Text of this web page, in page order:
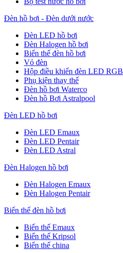
Đèn hồ bơi - Đèn dưới nước
Đèn LED hồ bơi
Đèn Halogen hồ bơi
Biến thế đèn hồ bơi
Vỏ đèn
Hộp điều khiển đèn LED RGB
Phụ kiện thay thế
Đèn hồ bơi Waterco
Đèn hồ Bơi Astralpool
Đèn LED hồ bơi
Đèn LED Emaux
Đèn LED Pentair
Đèn LED Astral
Đèn Halogen hồ bơi
Đèn Halogen Emaux
Đèn Halogen Pentair
Biến thế đèn hồ bơi
Biến thế Emaux
Biến thế Kripsol
Biến thế china